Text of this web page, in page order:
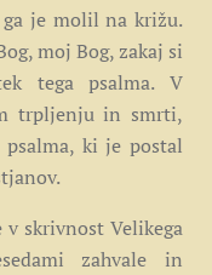
ga je molil na križu.
moj Bog, zakaj si
tega psalma. V
trpljenju in smrti,
psalma, ki je postal
skrivnost Velikega
zahvale in